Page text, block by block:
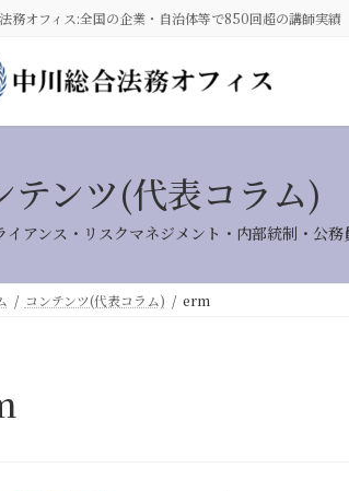
務オフィス:全国の企業・自治体等で850回超の講師実績
テンツ(代表コラム)
イアンス・リスクマネジメント・内部統制・公務
コンテンツ(代表コラム) erm